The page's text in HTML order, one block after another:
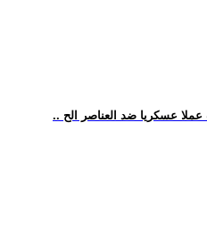
عملا عسكريا ضد العناصر الح